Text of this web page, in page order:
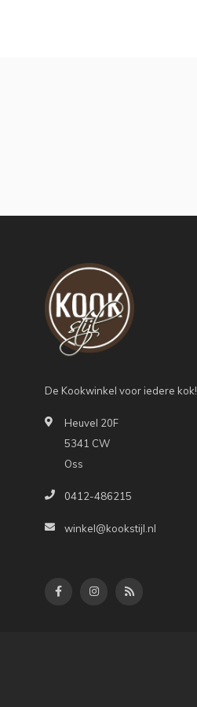
De Kookwinkel voor iedere kok!
Heuvel 20F
5341 CW
Oss
0412-486215
winkel@kookstijl.nl